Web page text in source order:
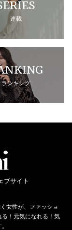
連載
ランキング
ブサイト
女性が、ファッショ
！元気になれる！気